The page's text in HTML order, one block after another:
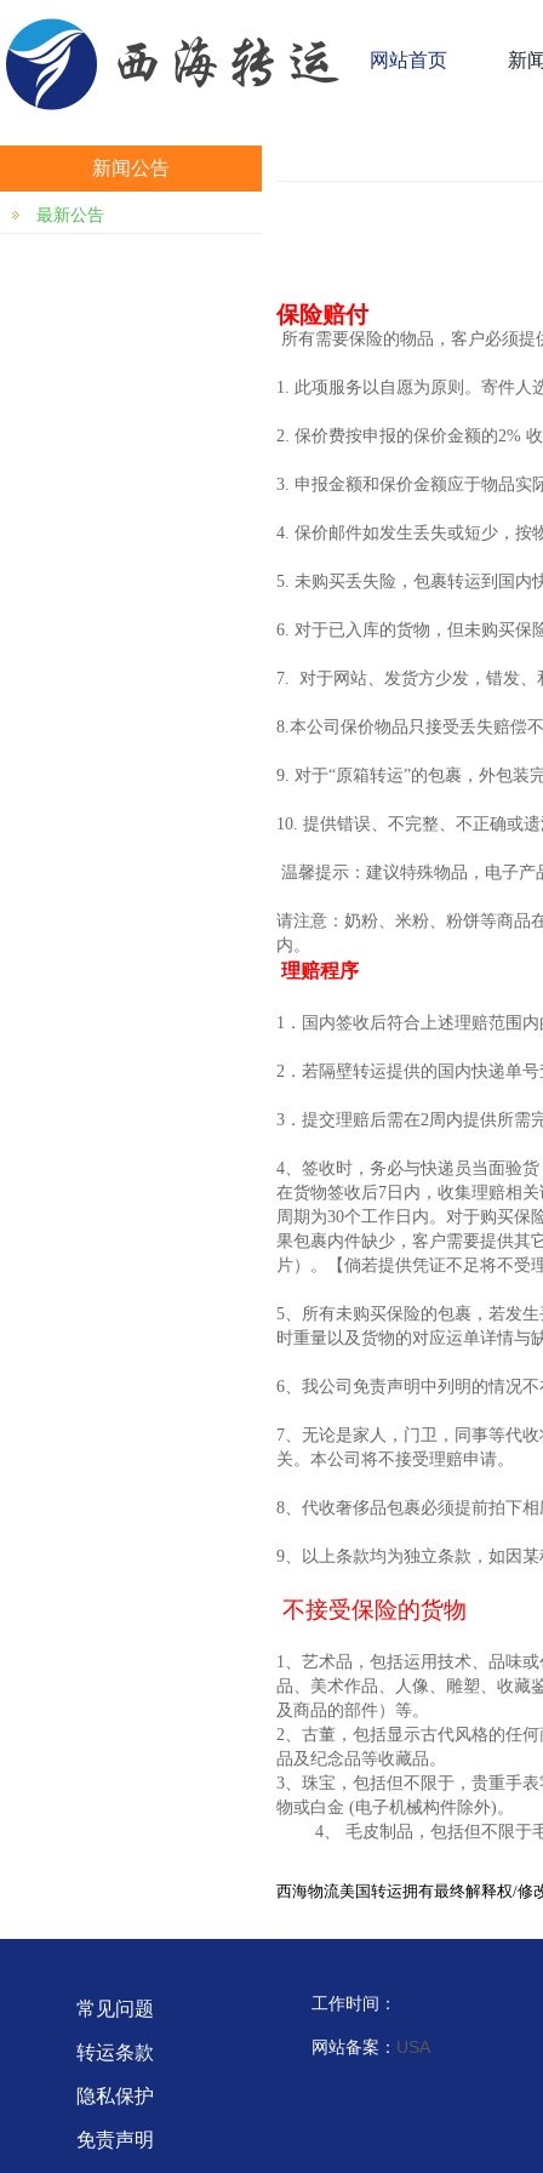
网站首页 新
新闻公告
最新公告
保险赔付
所有需要保险的物品，客户必须
1. 此项服务以自愿为原则。寄件人
2. 保价费按申报的保价金额的2%
3. 申报金额和保价金额应于物品实
4. 保价邮件如发生丢失或短少，按
5. 未购买丢失险，包裹转运到国
6. 对于已入库的货物，但未购买保
7. 对于网站、发货方少发，错发
8.本公司保价物品只接受丢失赔偿
9. 对于“原箱转运”的包裹，外包装
10. 提供错误、不完整、不正确或
温馨提示：建议特殊物品，电子
请注意：奶粉、米粉、粉饼等商品
内。
理赔程序
1．国内签收后符合上述理赔范围
2．若隔壁转运提供的国内快递单
3．提交理赔后需在2周内提供所需
4、签收时，务必与快递员当面验
在货物签收后7日内，收集理赔相
周期为30个工作日内。对于购买保
果包裹内件缺少，客户需要提供其
片）。【倘若提供凭证不足将不受
5、所有未购买保险的包裹，若发
时重量以及货物的对应运单详情与
6、我公司免责声明中列明的情况
7、无论是家人，门卫，同事等代
关。本公司将不接受理赔申请。
8、 代收奢侈品包裹必须提前拍下
9、 以上条款均为独立条款，如因
不接受保险的货物
1、艺术品，包括运用技术、品味
品、美术作品、人像、雕塑、收藏
及商品的部件）等。
2、古董，包括显示古代风格的任
品及纪念品等收藏品。
3、珠宝，包括但不限于，贵重手
物或白金 (电子机械构件除外)。
4、 毛皮制品，包括但不限于
西海物流美国转运拥有最终解释权/修
常见问题
转运条款
隐私保护
免责声明
工作时间：
网站备案： USA